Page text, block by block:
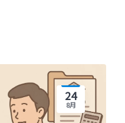
24
8月